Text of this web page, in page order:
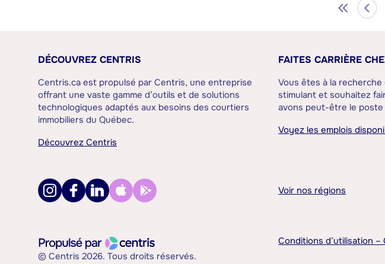
DÉCOUVREZ CENTRIS
Centris.ca est propulsé par Centris, une entreprise
offrant une vaste gamme d’outils et de solutions
technologiques adaptés aux besoins des courtiers
immobiliers du Québec.
Découvrez Centris
FAITES CARRIÈRE
Vous êtes à la
stimulant et souhaitez
avons peut-être le poste
Voyez les emplois
Voir nos régions
© Centris 2026. Tous droits réservés.
Conditions d’utilisation